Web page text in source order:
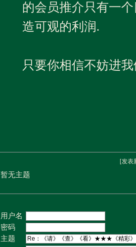
的会员推介只有一
造可观的利润.
只要你相信不妨进
[发表
暂无主题
用户名
密码
主题